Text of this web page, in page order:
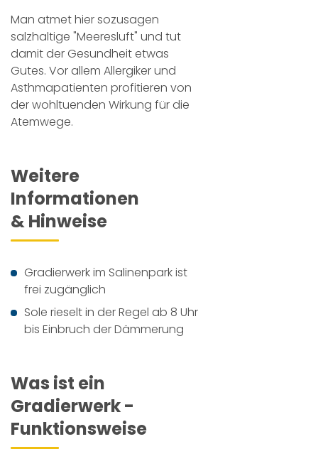
Man atmet hier sozusagen
salzhaltige "Meeresluft" und tut
damit der Gesundheit etwas
Gutes. Vor allem Allergiker und
Asthmapatienten profitieren von
der wohltuenden Wirkung für die
Atemwege.
Weitere
Informationen
& Hinweise
Gradierwerk im Salinenpark ist
frei zugänglich
Sole rieselt in der Regel ab 8 Uhr
bis Einbruch der Dämmerung
Was ist ein
Gradierwerk -
Funktionsweise